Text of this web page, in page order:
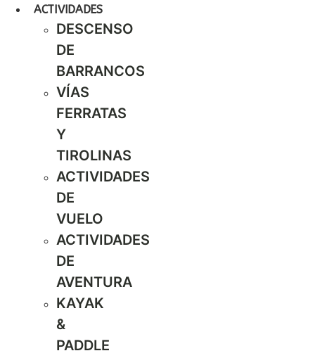
ACTIVIDADES
DESCENSO
DE
BARRANCOS
VÍAS
FERRATAS
Y
TIROLINAS
ACTIVIDADES
DE
VUELO
ACTIVIDADES
DE
AVENTURA
KAYAK
&
PADDLE